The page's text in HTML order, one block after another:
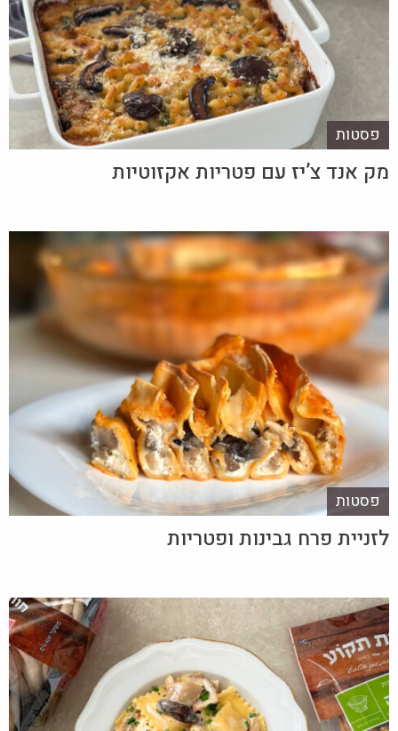
פסטות
מק אנד צ’יז עם פטריות אקזוטיות
פסטות
לזניית פרח גבינות ופטריות